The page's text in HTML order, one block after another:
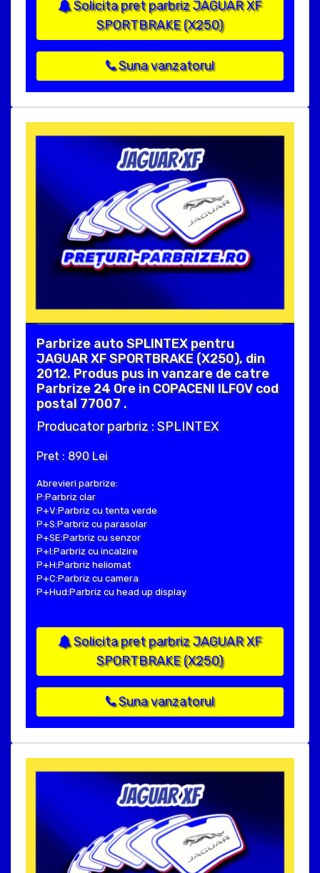
Solicita pret parbriz JAGUAR XF
SPORTBRAKE (X250)
Suna vanzatorul
Parbrize auto SPLINTEX pentru
JAGUAR XF SPORTBRAKE (X250), din
2012. Produs pus in vanzare de catre
Parbrize 24 Ore in COPACENI ILFOV cod
postal 77007 .
Producator parbriz : SPLINTEX
Pret : 890 Lei
Abrevieri parbrize:
P:Parbriz clar
P+V:Parbriz cu tenta verde
P+S:Parbriz cu parasolar
P+SE:Parbriz cu senzor
P+I:Parbriz cu incalzire
P+H:Parbriz heliomat
P+C:Parbriz cu camera
P+Hud:Parbriz cu head up display
Solicita pret parbriz JAGUAR XF
SPORTBRAKE (X250)
Suna vanzatorul